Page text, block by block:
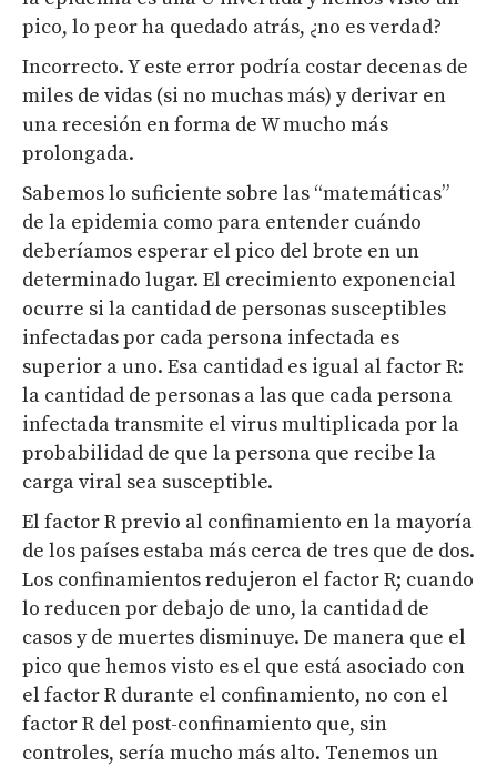
pico, lo peor ha quedado atrás, ¿no es verdad?
Incorrecto. Y este error podría costar decenas de
miles de vidas (si no muchas más) y derivar en
una recesión en forma de W mucho más
prolongada.
Sabemos lo suficiente sobre las “matemáticas”
de la epidemia como para entender cuándo
deberíamos esperar el pico del brote en un
determinado lugar. El crecimiento exponencial
ocurre si la cantidad de personas susceptibles
infectadas por cada persona infectada es
superior a uno. Esa cantidad es igual al factor R:
la cantidad de personas a las que cada persona
infectada transmite el virus multiplicada por la
probabilidad de que la persona que recibe la
carga viral sea susceptible.
El factor R previo al confinamiento en la mayoría
de los países estaba más cerca de tres que de dos.
Los confinamientos redujeron el factor R; cuando
lo reducen por debajo de uno, la cantidad de
casos y de muertes disminuye. De manera que el
pico que hemos visto es el que está asociado con
el factor R durante el confinamiento, no con el
factor R del post-confinamiento que, sin
controles, sería mucho más alto. Tenemos un